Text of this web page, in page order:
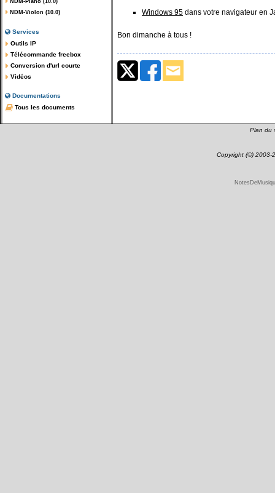
NDM-Piano (10.0)
NDM-Violon (10.0)
Services
Outils IP
Télécommande freebox
Conversion d'url courte
Vidéos
Documentations
Tous les documents
Windows 95 dans votre navigateur en
Bon dimanche à tous !
Plan du
Copyright (©) 2003-